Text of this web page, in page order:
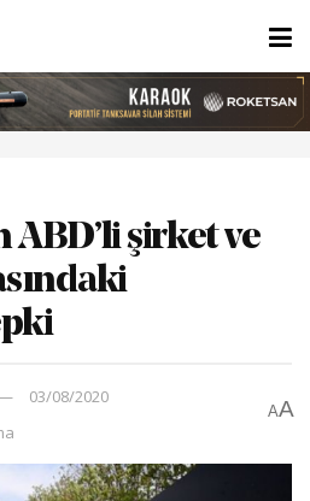
ABD’li şirket ve
03/08/2020
AA